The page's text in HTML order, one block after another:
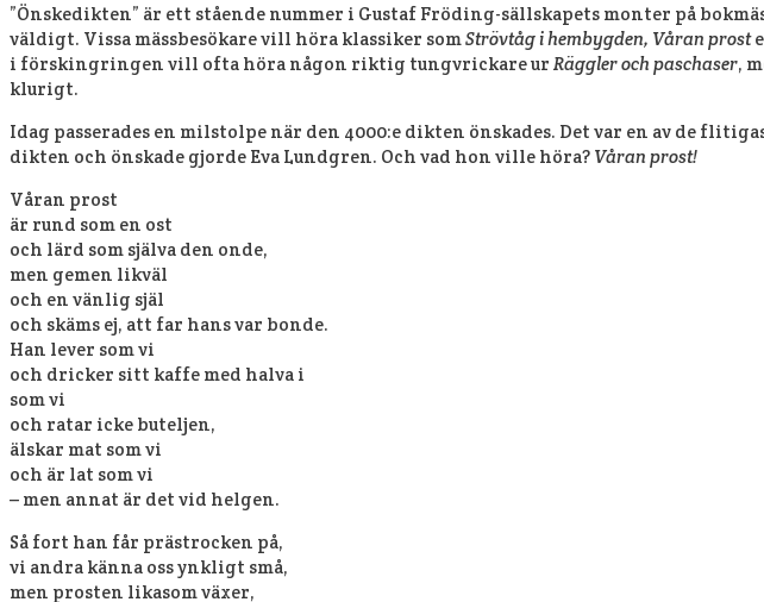
”Önskedikten” är ett stående nummer i Gustaf Fröding-sällskapets monter på
väldigt. Vissa mässbesökare vill höra klassiker somStrövtåg i hembygden, Våran prost
i förskingringen vill ofta höra någon riktig tungvrickare ur Räggler och paschaser,
klurigt.
Idag passerades en milstolpe när den 4000:e dikten önskades. Det var en av de
dikten och önskade gjorde Eva Lundgren. Och vad hon ville höra? Våran prost!
Våran prost
är rund som en ost
och lärd som själva den onde,
men gemen likväl
och en vänlig själ
och skäms ej, att far hans var bonde.
Han lever som vi
och dricker sitt kaffe med halva i
som vi
och ratar icke buteljen,
älskar mat som vi
och är lat som vi
– men annat är det vid helgen.
Så fort han får prästrocken på,
vi andra känna oss ynkligt små,
men prosten likasom växer,